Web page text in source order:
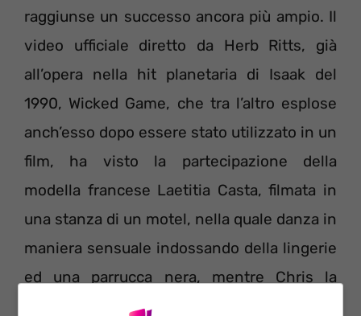
raggiunse un successo ancora più ampio. Il
video ufficiale diretto da Herb Ritts, già
all’opera nella hit planetaria di Isaak del
1990, Wicked Game, che tra l’altro esplose
anch’esso dopo essere stato utilizzato in un
film, ha visto la partecipazione della
modella francese Laetitia Casta, filmata in
una stanza di un motel, nella quale danza in
maniera sensuale indossando della lingerie
ed una parrucca nera, mentre Chris la
osserva dall’altra parte di un televisore.